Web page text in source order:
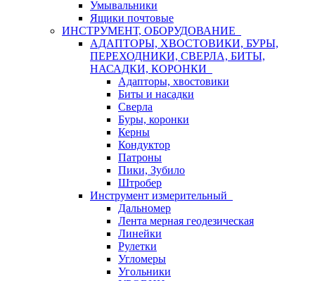
Умывальники
Ящики почтовые
ИНСТРУМЕНТ, ОБОРУДОВАНИЕ
АДАПТОРЫ, ХВОСТОВИКИ, БУРЫ,
ПЕРЕХОДНИКИ, СВЕРЛА, БИТЫ,
НАСАДКИ, КОРОНКИ
Адапторы, хвостовики
Биты и насадки
Сверла
Буры, коронки
Керны
Кондуктор
Патроны
Пики, Зубило
Штробер
Инструмент измерительный
Дальномер
Лента мерная геодезическая
Линейки
Рулетки
Угломеры
Угольники